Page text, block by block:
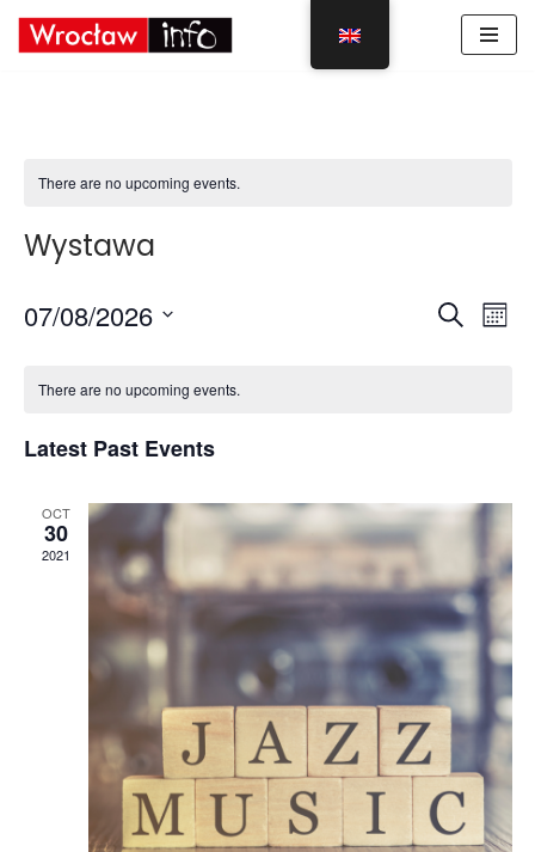
There are no upcoming events.
Wystawa
Search
07/08/2026
There are no upcoming events.
Latest Past Events
OCT
30
2021